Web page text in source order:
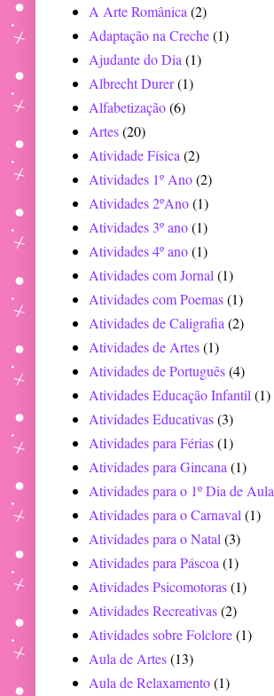
A Arte Românica (2)
Adaptação na Creche(1)
Ajudante do Dia (1)
Albrecht Durer(1)
Alfabetização(6)
Artes(20)
Atividade Física (2)
Atividades 1º Ano(2)
Atividades 2ºAno(1)
Atividades 3º ano(1)
Atividades 4º ano(1)
Atividades com Jornal (1)
Atividades com Poemas(1)
Atividades de Caligrafia (2)
Atividades de Artes(1)
Atividades de Português(4)
Atividades Educação Infantil (1)
Atividades Educativas(3)
Atividades para Férias(1)
Atividades para Gincana (1)
Atividades para o 1º Dia de Aula
Atividades para o Carnaval (1)
Atividades para o Natal (3)
Atividades para Páscoa (1)
Atividades Psicomotoras(1)
Atividades Recreativas(2)
Atividades sobre Folclore(1)
Aula de Artes(13)
Aula de Relaxamento(1)